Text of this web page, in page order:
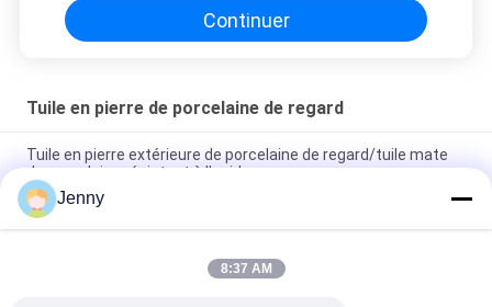
Continuer
Tuile en pierre de porcelaine de regard
Tuile en pierre extérieure de porcelaine de regard/tuile mate
de porcelaine résistant à l'acide
Appui vitré par tuile de matériau de construction de porcelaine
de regard de grès de 30 x de 60 cm
Carrelage en pierre rustique de tuile de porcelaine de
Jenny
8:37 AM